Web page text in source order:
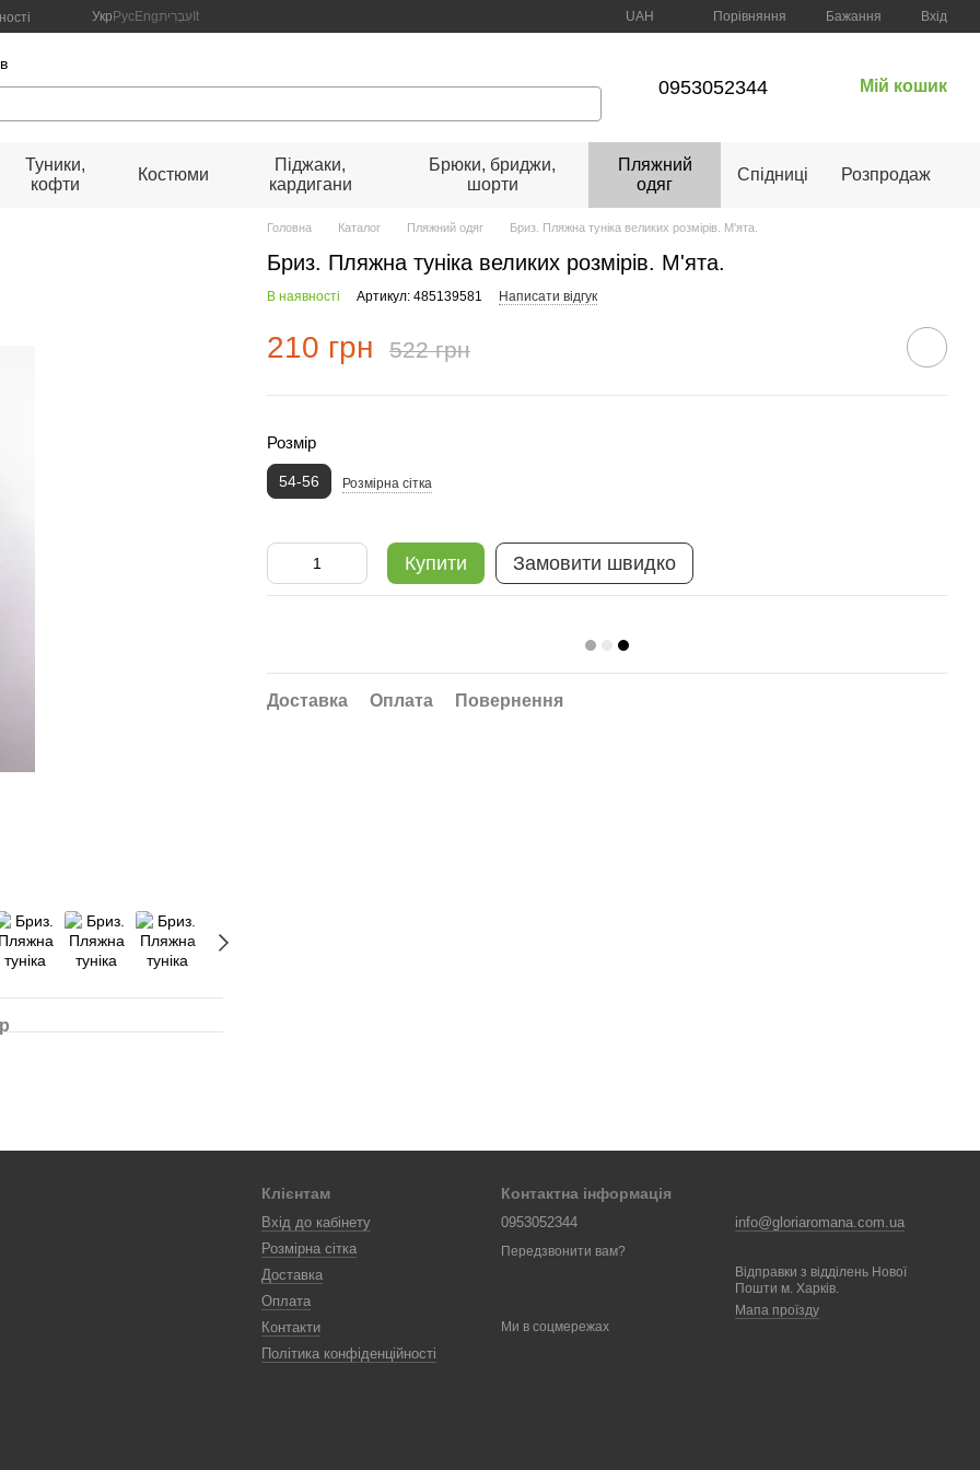
Укр РусEngעִבְרִית It UAH Порівняння Бажання Вхід
0953052344 Мій кошик
Туники,
кофти
Костюми
Піджаки,
кардигани
Брюки, бриджи,
шорти
Пляжний
одяг
Спідниці Розпродаж
Головна Каталог Пляжний одяг Бриз. Пляжна туніка великих розмірів. М'ята.
Бриз. Пляжна туніка великих розмірів. М'ята.
В наявності Артикул: 485139581 Написати відгук
210 грн 522 грн
Розмір
54-56 Розмірна сітка
Купити Замовити швидко
Доставка Оплата Повернення
Клієнтам
Вхід до кабінету
Розмірна сітка
Доставка
Оплата
Контакти
Політика конфіденційності
Контактна інформація
0953052344
Передзвонити вам?
info@gloriaromana.com.ua
Відправки з відділень Нової
Пошти м. Харків.
Мапа проїзду
Ми в соцмережах